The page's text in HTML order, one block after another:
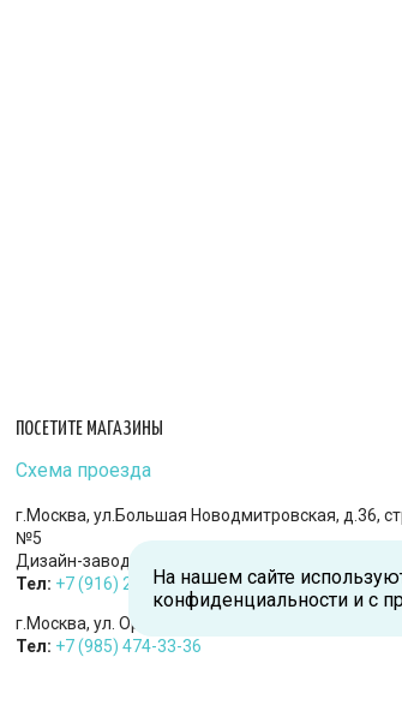
ПОСЕТИТЕ МАГАЗИНЫ
Схема проезда
г.Москва, ул.Большая Новодмитровская, д.36,
№5
Дизайн-завод «FLACON»
Тел: +7 (916) 215-94-95
г.Москва, ул. Орджоникидзе, д.9, к.1
Тел: +7 (985) 474-33-36
На нашем сайте
конфиденциальности и с